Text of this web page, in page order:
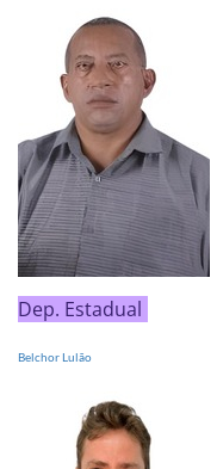
Dep. Estadual
Belchor Lulão